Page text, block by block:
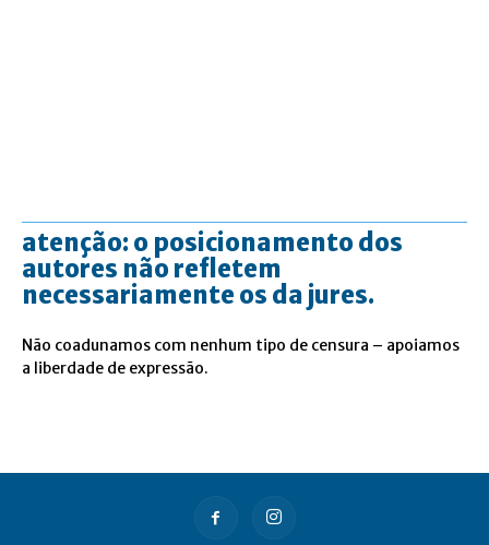
atenção: o posicionamento dos
autores não refletem
necessariamente os da jures.
Não coadunamos com nenhum tipo de censura – apoiamos
a liberdade de expressão.